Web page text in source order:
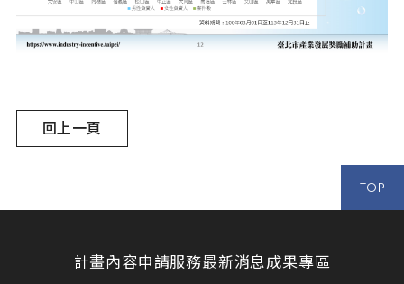
回上一頁
TOP
計畫內容申請服務最新消息成果專區